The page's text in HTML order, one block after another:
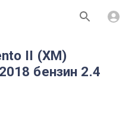
II (XM)
бензин 2.4